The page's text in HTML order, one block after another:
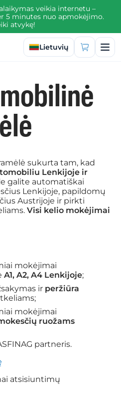
veikia internetu –
5 minutes nuo apmokėjimo.
atvykę!
Pasirinkti kalbą
Lietuvių
sukurta tam, kad
Lenkijoje ir
galite automatiškai
Lenkijoje, papildomų
Austrijoje ir pirkti
Visi kelio mokėjimai
mokėjimai
A1, A2, A4 Lenkijoje;
ir peržiūra
mokėjimai
ruožams
partneris.
atsisiuntimų